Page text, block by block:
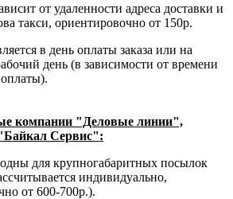
от удаленности адреса доставки и
такси, ориентировочно от 150р.
в день оплаты заказа или на
день (в зависимости от времени
компании "Деловые линии",
Сервис":
для крупногабаритных посылок
индивидуально,
от 600-700р.).